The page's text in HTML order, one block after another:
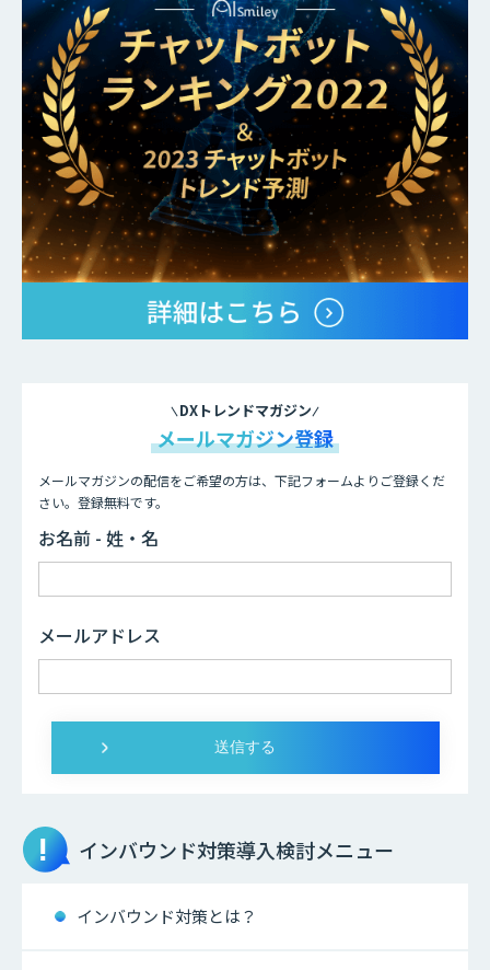
DXトレンドマガジン
メールマガジン登録
メールマガジンの配信をご希望の方は、下記フォームよりご登録くだ
さい。登録無料です。
お名前 - 姓・名
メールアドレス
インバウンド対策導入検討メニュー
インバウンド対策とは？